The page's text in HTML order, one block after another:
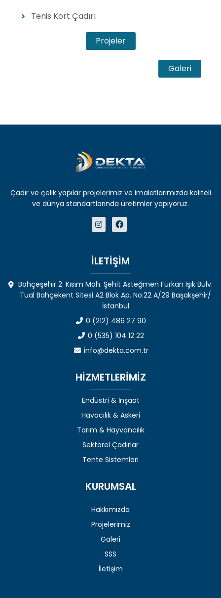
Tenis Kort Çadırı
Projeler
Galeri
Çadır ve çelik yapılar projelerimiz ve imalatlarımızda kaliteli
ve dünya standartlarında üretimler yapıyoruz.
İLETİŞİM
Bahçeşehir 2. Kısım Mah. Şehit Asteğmen Furkan Işık Bulv.
Tual Bahçekent Sitesi A2 Blok Ap. No:22 A/29 Başakşehir/
İstanbul
0 (212) 486 27 90
0 (535) 104 12 22
info@dekta.com.tr
HİZMETLERİMİZ
Endüstri & İnşaat
Havacılık & Askeri
Tarım & Hayvancılık
Sektörel Çadırlar
Tente Sistemleri
KURUMSAL
Hakkımızda
Projelerimiz
Galeri
SSS
İletişim